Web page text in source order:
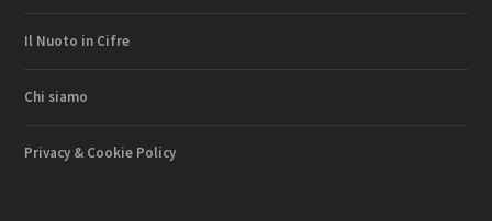
Il Nuoto in Cifre
Chi siamo
Privacy & Cookie Policy